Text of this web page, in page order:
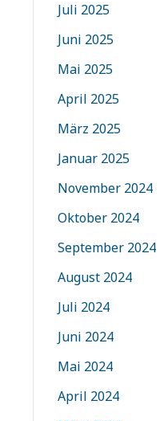
Juli 2025
Juni 2025
Mai 2025
April 2025
März 2025
Januar 2025
November 2024
Oktober 2024
September 2024
August 2024
Juli 2024
Juni 2024
Mai 2024
April 2024